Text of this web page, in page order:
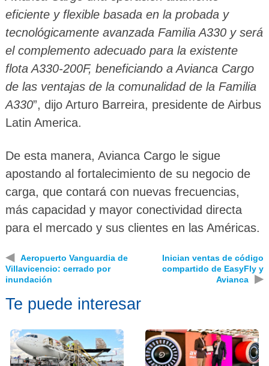
eficiente y flexible basada en la probada y
tecnológicamente avanzada Familia A330 y será
el complemento adecuado para la existente
flota A330-200F, beneficiando a Avianca Cargo
de las ventajas de la comunalidad de la Familia
A330”, dijo Arturo Barreira, presidente de Airbus
Latin America.
De esta manera, Avianca Cargo le sigue
apostando al fortalecimiento de su negocio de
carga, que contará con nuevas frecuencias,
más capacidad y mayor conectividad directa
para el mercado y sus clientes en las Américas.
◀
Aeropuerto Vanguardia de
Villavicencio: cerrado por
inundación
Inician ventas de código
compartido de EasyFly y
Avianca
▶
Te puede interesar